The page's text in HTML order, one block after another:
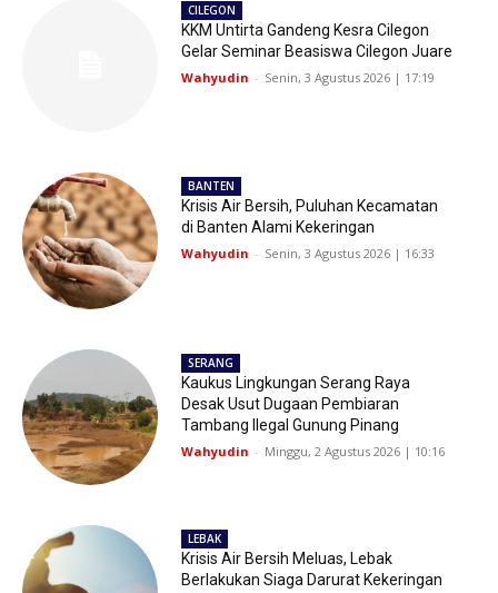
CILEGON
KKM Untirta Gandeng Kesra Cilegon
Gelar Seminar Beasiswa Cilegon Juare
Wahyudin - Senin, 3 Agustus 2026 | 17:19
BANTEN
Krisis Air Bersih, Puluhan Kecamatan
di Banten Alami Kekeringan
Wahyudin - Senin, 3 Agustus 2026 | 16:33
SERANG
Kaukus Lingkungan Serang Raya
Desak Usut Dugaan Pembiaran
Tambang Ilegal Gunung Pinang
Wahyudin - Minggu, 2 Agustus 2026 | 10:16
LEBAK
Krisis Air Bersih Meluas, Lebak
Berlakukan Siaga Darurat Kekeringan